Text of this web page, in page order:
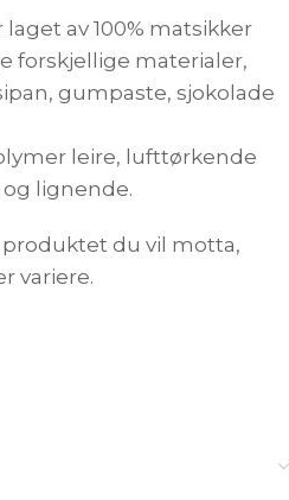
av 100% matsikker
forskjellige materialer,
gumpaste, sjokolade
leire, lufttørkende
og lignende.
du vil motta,
variere.